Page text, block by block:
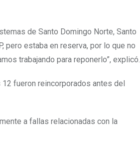
de Santo Domingo Norte, Santo
pero estaba en reserva, por lo que no
trabajando para reponerlo”, explicó.
fueron reincorporados antes del
a fallas relacionadas con la